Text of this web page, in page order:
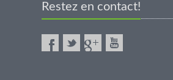
Restez en contact!